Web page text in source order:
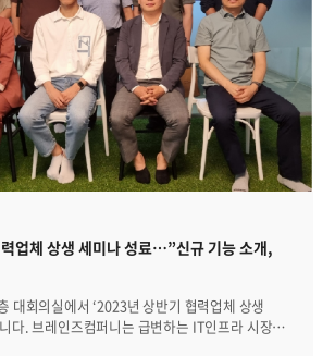
업체 상생 세미나 성료…”신규 기능 소개,
다. 브레인즈컴퍼니는 급변하는 IT인프라 시장